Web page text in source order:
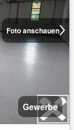
Foto anschauen
Gewerbe